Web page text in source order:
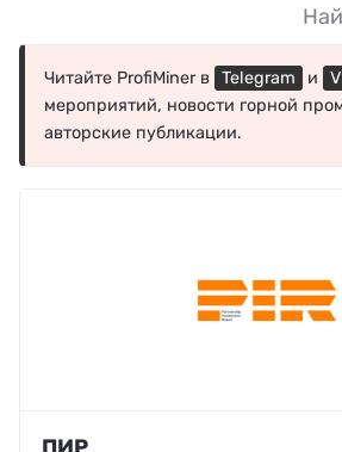
Читайте ProfiMiner в Telegram и
мероприятий, новости горной
авторские публикации.